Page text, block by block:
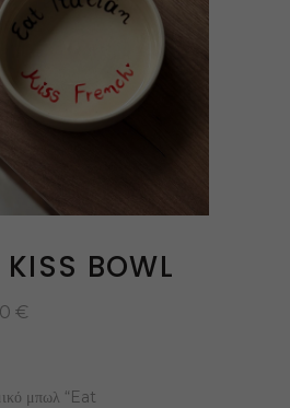
KISS BOWL
€
μπωλ “Eat